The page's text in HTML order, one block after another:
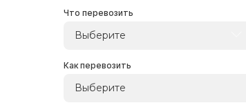
Что перевозить
Выберите
Как перевозить
Выберите